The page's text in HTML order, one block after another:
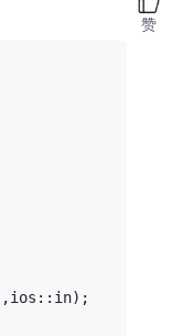
,ios::in);
赞